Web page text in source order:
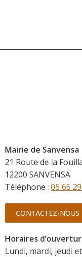
Mairie de Sanvensa
21 Route de la
12200 SANVENSA
Téléphone : 05 65
CONTACTEZ-NOUS
Horaires
Lundi, mardi, jeudi